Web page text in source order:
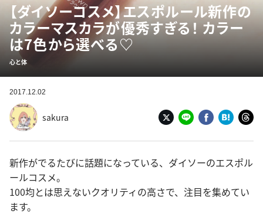
【ダイソーコスメ】エスポルール新作の
カラーマスカラが優秀すぎる！ カラー
は7色から選べる♡
心と体
2017.12.02
sakura
新作がでるたびに話題になっている、ダイソーのエスポル
ールコスメ。
100均とは思えないクオリティの高さで、注目を集めてい
ます。